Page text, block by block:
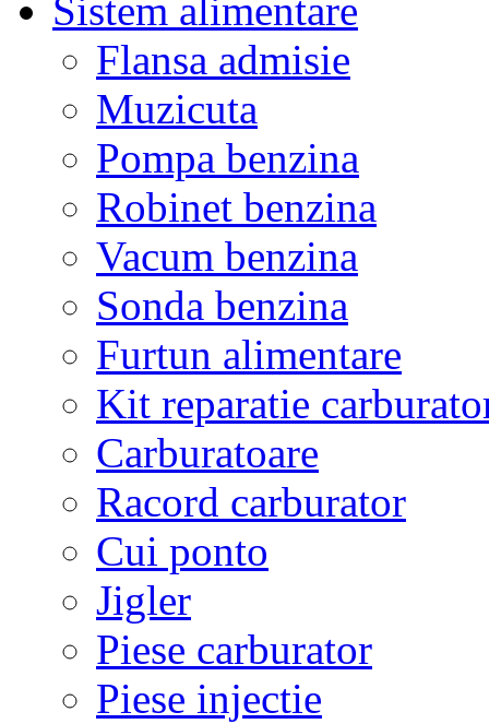
Sistem alimentare
Flansa admisie
Muzicuta
Pompa benzina
Robinet benzina
Vacum benzina
Sonda benzina
Furtun alimentare
Kit reparatie
Carburatoare
Racord carburator
Cui ponto
Jigler
Piese carburator
Piese injectie